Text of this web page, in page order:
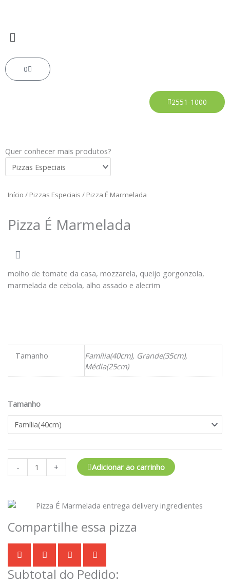
conteúdo
Menu
0
Carrinho
2551-1000
Quer conhecer mais produtos?
Início / Pizzas Especiais / Pizza É Marmelada
Pizza É Marmelada
molho de tomate da casa, mozzarela, queijo gorgonzola,
marmelada de cebola, alho assado e alecrim
Tamanho
Família(40cm), Grande(35cm),
Média(25cm)
Tamanho
-
Pizza
Carbonara
Versão
1
quantidade
+ Adicionar ao carrinho
Compartilhe essa pizza
Subtotal do Pedido: